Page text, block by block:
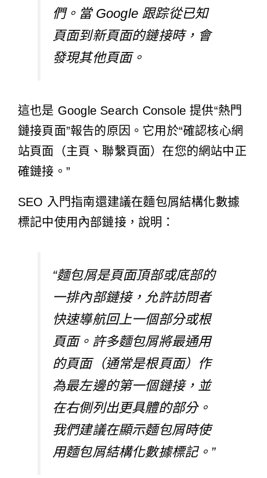
們。當 Google 跟踪從已知
頁面到新頁面的鏈接時，會
發現其他頁面。
這也是 Google Search Console 提供“熱門
鏈接頁面”報告的原因。它用於“確認核心網
站頁面（主頁、聯繫頁面）在您的網站中正
確鏈接。”
SEO 入門指南還建議在麵包屑結構化數據
標記中使用內部鏈接，說明：
“麵包屑是頁面頂部或底部的
一排內部鏈接，允許訪問者
快速導航回上一個部分或根
頁面。許多麵包屑將最通用
的頁面（通常是根頁面）作
為最左邊的第一個鏈接，並
在右側列出更具體的部分。
我們建議在顯示麵包屑時使
用麵包屑結構化數據標記。”